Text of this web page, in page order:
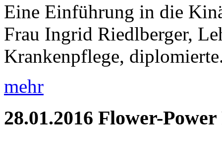
Eine Einführung in die
Frau Ingrid Riedlberger,
Krankenpflege,
mehr
28.01.2016 Flower-Power